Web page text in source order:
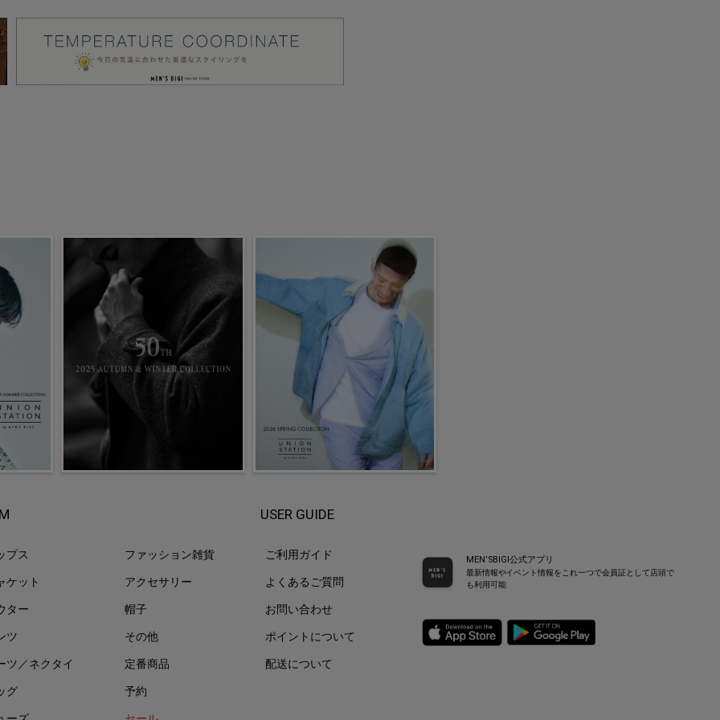
プス
ケット
ター
ツ
ツ／ネクタイ
グ
ファッション雑貨
アクセサリー
帽子
その他
定番商品
予約
USER GUIDE
ご利用ガイド
よくあるご質問
お問い合わせ
ポイントについて
配送について
MEN’SBIGI公式アプリ
最新情報やイベント情報をこれ一つで会員証として店頭で
も利用可能